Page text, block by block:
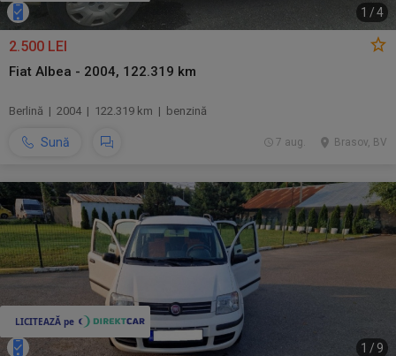
1 /4
2.500 LEI
Fiat Albea - 2004, 122.319 km
Berlină | 2004 | 122.319 km | benzină
Sună Brasov, BV
7 aug.
1 / 9